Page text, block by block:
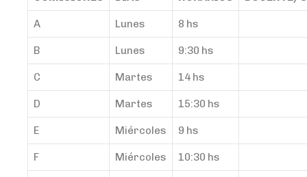
A Lunes 8 hs
B Lunes 9:30 hs
C Martes 14 hs
D Martes 15:30 hs
E Miércoles 9 hs
F Miércoles 10:30 hs